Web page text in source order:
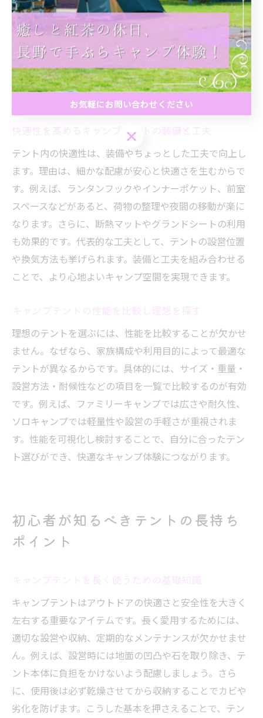
とで、悪天候でも内部を快適に保てるからです。例え
ば、二重構造のフライシートやガイロープ装備のテント
は、風雨を効果的に遮断します。実際、これらの機能を
備えたテントを選ぶことで、突然の天候変化にも慌てず
対応できます。安心して自然を楽しむために、耐候性を
重視したモデル選びが大切です。
快適性を高めるキャンプテントの装備と工夫
テント内の快適性は、装備やちょっとした工夫で向上し
ます。理由は、細かな配慮が安心と快適さを生むからで
す。例えば、ランタンフックやインナーポケット、前室
スペースなどがあると、荷物の整理や夜間の移動が楽に
なります。さらに、断熱マットやグランドシートの利用
も効果的です。代表的な工夫として、テントの設営位置
や換気方法も挙げられます。装備と工夫を組み合わせる
ことで、より心地よいキャンプ空間を実現できます。
理想のテントを選ぶには、性能を比較することが欠かせ
ません。なぜなら、家族構成や利用目的によって最適な
テントが異なるからです。具体的には、サイズ・重量・
設営方法・耐候性などの項目を一覧で比較するのが有効
です。例えば、ファミリーキャンプでは広さや耐久性、
ソロキャンプでは軽量性や設営の手軽さが重視されま
す。性能を可視化し検討することで、自分に合ったテン
ト選びができ、快適なキャンプ体験につながります。
初心者が知るべきテントの長持ち
ポイント
キャンプテントはアウトドアの快適さと安全性を大きく
左右する重要なアイテムです。長く愛用するためには、
適切な設営や収納、定期的なメンテナンスが欠かせませ
ん。例えば、設営時には地面の凹凸や石を取り除き、テ
ント本体に負担をかけないよう配慮しましょう。さら
に、使用後は必ず乾燥させてから収納することでカビや
劣化を防げます。こうした基本を押さえることで、テン
お気軽にお問い合わせください
お気軽にお問い合わせください